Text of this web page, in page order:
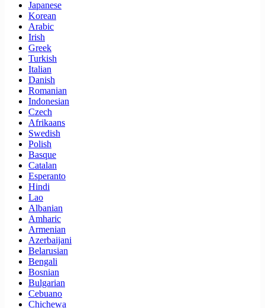
Japanese
Korean
Arabic
Irish
Greek
Turkish
Italian
Danish
Romanian
Indonesian
Czech
Afrikaans
Swedish
Polish
Basque
Catalan
Esperanto
Hindi
Lao
Albanian
Amharic
Armenian
Azerbaijani
Belarusian
Bengali
Bosnian
Bulgarian
Cebuano
Chichewa